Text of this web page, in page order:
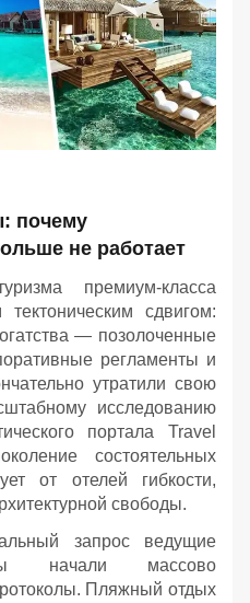
почему
не работает
премиум-класса
сдвигом:
— позолоченные
регламенты и
утратили свою
исследованию
портала Travel
состоятельных
от отелей гибкости,
свободы.
запрос ведущие
начали массово
Пляжный отдых